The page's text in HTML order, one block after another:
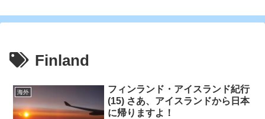
Finland
海外
フィンランド・アイスランド紀行
(15) さあ、アイスランドから日本
に帰りますよ！